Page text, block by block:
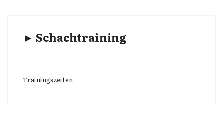
► Schachtraining
Trainingszeiten